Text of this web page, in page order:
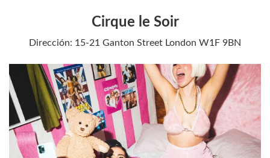
Cirque le Soir
Dirección: 15-21 Ganton Street London W1F 9BN